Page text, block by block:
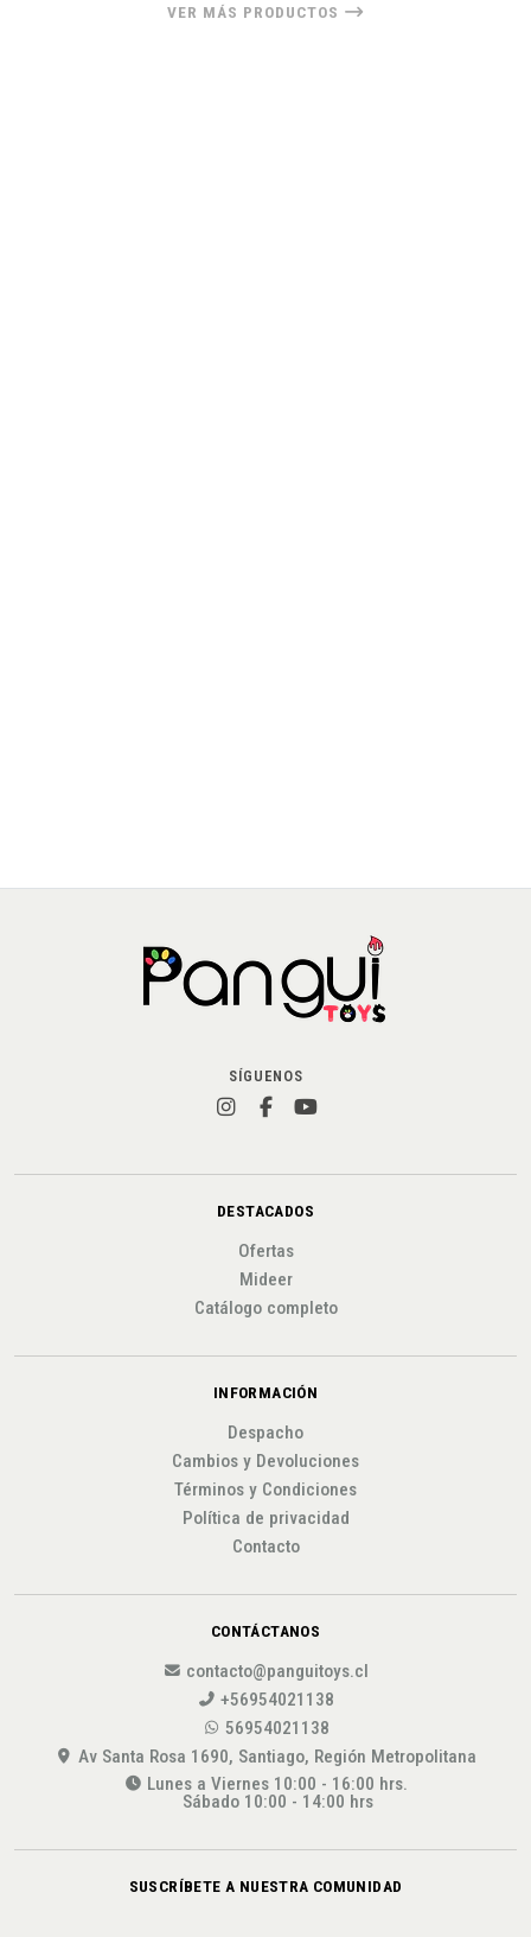
VER MÁS PRODUCTOS
SÍGUENOS
DESTACADOS
Ofertas
Mideer
Catálogo completo
INFORMACIÓN
Despacho
Cambios y Devoluciones
Términos y Condiciones
Política de privacidad
Contacto
CONTÁCTANOS
contacto@panguitoys.cl
+56954021138
56954021138
Av Santa Rosa 1690, Santiago, Región Metropolitana
Lunes a Viernes 10:00 - 16:00 hrs.
Sábado 10:00 - 14:00 hrs
SUSCRÍBETE A NUESTRA COMUNIDAD